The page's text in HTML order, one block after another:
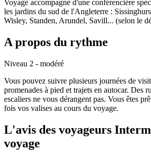
Voyage accompagné d'une conférencière
les jardins du sud de l'Angleterre :
Wisley, Standen, Arundel, Savill... (selon le
A propos du rythme
Niveau 2 - modéré
Vous pouvez suivre plusieurs journées de
promenades à pied et trajets en autocar. Des
escaliers ne vous dérangent pas. Vous êtes
fois vos valises au cours du voyage.
L'avis des voyageurs
voyage